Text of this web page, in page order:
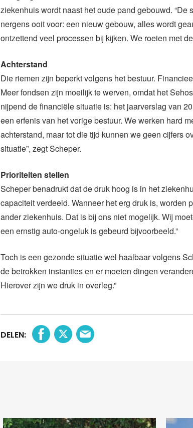
ziekenhuis wordt naast het oude pand gebouwd. “De
nergens ooit voor: een nieuw gebouw, alles wordt
ontzettend veel processen bij kijken. We roeien met
Achterstand
Die riemen zijn beperkt volgens het bestuur.
Meer fondsen zijn moeilijk te werven, omdat het
nijpend de financiële situatie is: het jaarverslag van
een erfenis van het vorige bestuur. We werken hard
achterstand, maar tot die tijd kunnen we geen cijfers
situatie”, zegt Scheper.
Prioriteiten stellen
Scheper benadrukt dat de druk hoog is in het
capaciteit verdeeld. Wanneer het erg druk is, worden
ander ziekenhuis. Dat is bij ons niet mogelijk. Wij
een ernstig auto-ongeluk is gebeurd bijvoorbeeld.”
Toch is een gezonde situatie wel haalbaar volgens
de betrokken instanties en er moeten dingen
Hierover zijn we druk in overleg.”
DELEN: